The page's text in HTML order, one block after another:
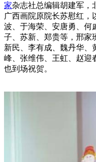
家杂志社总编辑胡建军，
广西画院原院长苏慰红，
波、于海荣、安唐勇、何
子、苏新、郑贵等，邢家
新民、李有成、魏丹华、
峰、张维伟、王虹、赵迎
也到场祝贺。